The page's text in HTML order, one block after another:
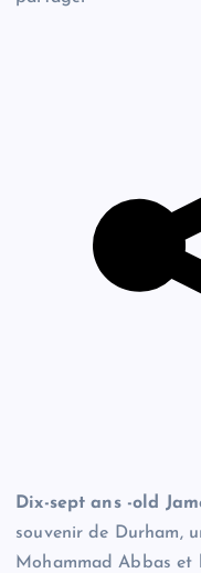
Dix-sept ans -old
souvenir de Durham,
Mohammad Abbas et